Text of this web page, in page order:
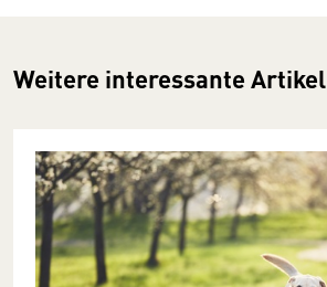
Weitere interessante Artikel